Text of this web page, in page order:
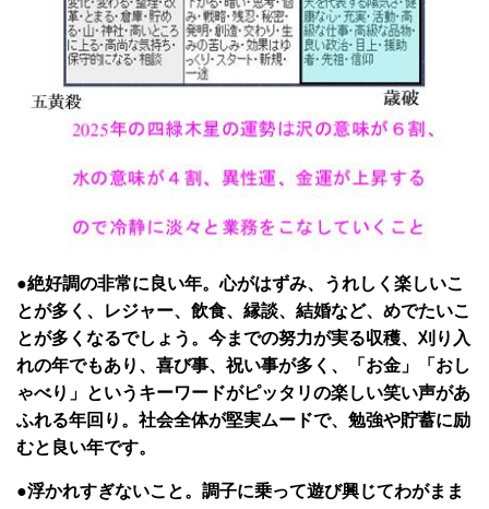
●絶好調の非常に良い年。心がはずみ、うれしく楽しいこ
とが多く、レジャー、飲食、縁談、結婚など、めでたいこ
とが多くなるでしょう。今までの努力が実る収穫、刈り入
れの年でもあり、喜び事、祝い事が多く、「お金」「おし
ゃべり」というキーワードがピッタリの楽しい笑い声があ
ふれる年回り。社会全体が堅実ムードで、勉強や貯蓄に励
むと良い年です。
●浮かれすぎないこと。調子に乗って遊び興じてわがまま